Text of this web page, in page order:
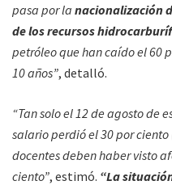
pasa por la nacionalización
de los recursos
petróleo que han caído el 60
10 años”, detalló.
“Tan solo el 12 de agosto de
salario perdió el 30 por
docentes deben haber visto
ciento”, estimó. “La